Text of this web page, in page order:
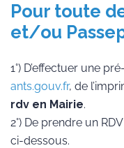
Pour toute
et/ou
1°) D’effectuer une
ants.gouv.fr, de
rdv en Mairie.
2°) De prendre un
ci-dessous.